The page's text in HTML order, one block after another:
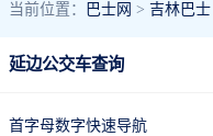
当前位置： 巴士网 > 吉林巴士
延边公交车查询
首字母数字快速导航